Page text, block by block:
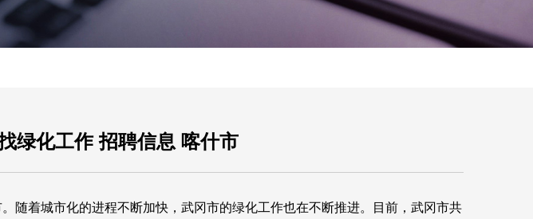
绿化工作 招聘信息 喀什市
随着城市化的进程不断加快，武冈市的绿化工作也在不断推进。目前，武冈市共